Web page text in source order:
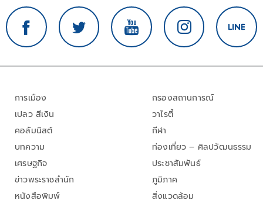
การเมือง
เปลว สีเงิน
คอลัมนิสต์
บทความ
เศรษฐกิจ
ข่าวพระราชสำนัก
หนังสือพิมพ์
กรองสถานการณ์
วาไรตี้
กีฬา
ท่องเที่ยว – ศิลปวัฒนธรรม
ประชาสัมพันธ์
ภูมิภาค
สิ่งแวดล้อม